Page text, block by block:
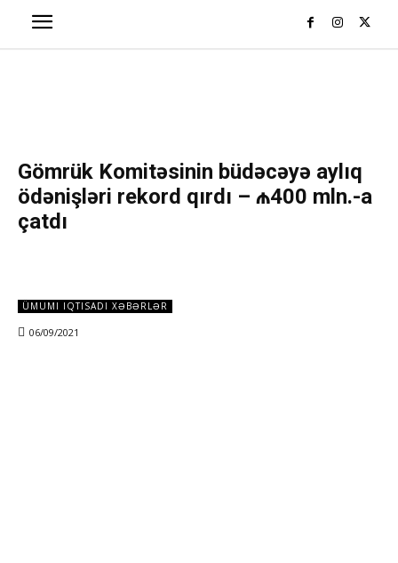
Gömrük Komitəsinin büdəcəyə aylıq
ödənişləri rekord qırdı – ₼400 mln.-a
çatdı
ÜMUMI IQTISADI XƏBƏRLƏR
06/09/2021